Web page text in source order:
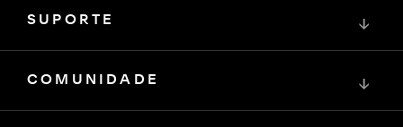
SUPORTE ↓
COMUNIDADE ↓